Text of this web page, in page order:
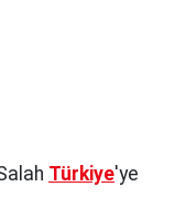
Türkiye'ye